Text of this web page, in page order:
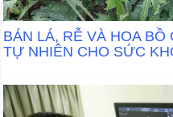
BÁN LÁ, RỄ VÀ HOA
TỰ NHIÊN CHO SỨC